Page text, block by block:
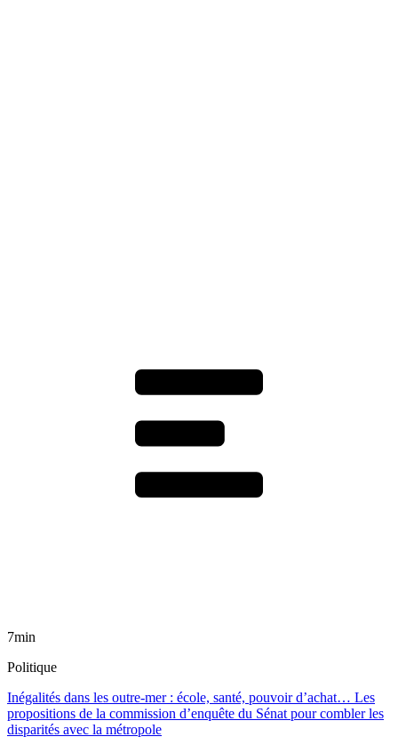
7min
Politique
Inégalités dans les outre-mer : école, santé, pouvoir d’achat… Les
propositions de la commission d’enquête du Sénat pour combler les
disparités avec la métropole